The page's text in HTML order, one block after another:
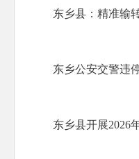
东乡县：精准输